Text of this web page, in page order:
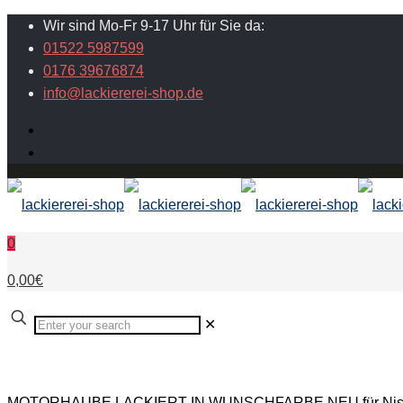
Wir sind Mo-Fr 9-17 Uhr für Sie da:
01522 5987599
0176 39676874
info@lackiererei-shop.de
0
0,00€
✕